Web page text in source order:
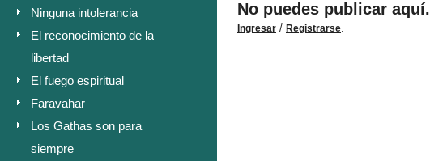
Ninguna intolerancia
El reconocimiento de la
libertad
El fuego espiritual
Faravahar
Los Gathas son para
siempre
No puedes publicar aquí.
Ingresar / Registrarse.